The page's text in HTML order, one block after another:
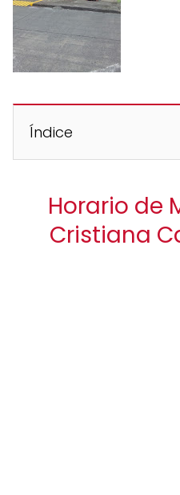
Índice
Horario de
Cristiana